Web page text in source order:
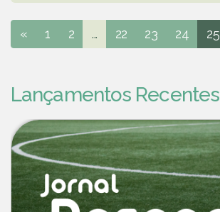
« 1 2 ... 22 23 24 25
Lançamentos Recentes